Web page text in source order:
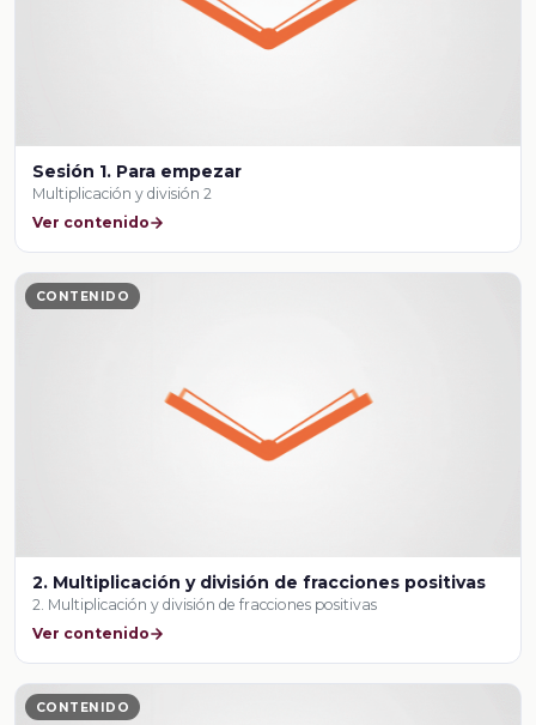
Sesión 1. Para empezar
Multiplicación y división 2
Ver contenido
CONTENIDO
2. Multiplicación y división de fracciones positivas
2. Multiplicación y división de fracciones positivas
Ver contenido
CONTENIDO